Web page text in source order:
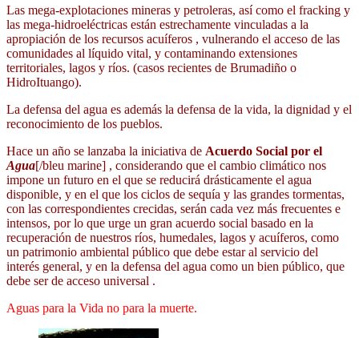
Las mega-explotaciones mineras y petroleras, así como el fracking y
las mega-hidroeléctricas están estrechamente vinculadas a la
apropiación de los recursos acuíferos , vulnerando el acceso de las
comunidades al líquido vital, y contaminando extensiones
territoriales, lagos y ríos. (casos recientes de Brumadiño o
HidroItuango).
La defensa del agua es además la defensa de la vida, la dignidad y el
reconocimiento de los pueblos.
Hace un año se lanzaba la iniciativa de Acuerdo Social por el
Agua[/bleu marine] , considerando que el cambio climático nos
impone un futuro en el que se reducirá drásticamente el agua
disponible, y en el que los ciclos de sequía y las grandes tormentas,
con las correspondientes crecidas, serán cada vez más frecuentes e
intensos, por lo que urge un gran acuerdo social basado en la
recuperación de nuestros ríos, humedales, lagos y acuíferos, como
un patrimonio ambiental público que debe estar al servicio del
interés general, y en la defensa del agua como un bien público, que
debe ser de acceso universal .
Aguas para la Vida no para la muerte.